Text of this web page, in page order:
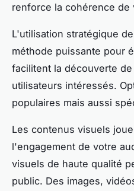
renforce la cohérence de
L'utilisation stratégique
méthode puissante pour
facilitent la découverte
utilisateurs intéressés.
populaires mais aussi
Les contenus visuels
l'engagement de votre
visuels de haute qualité
public. Des images,